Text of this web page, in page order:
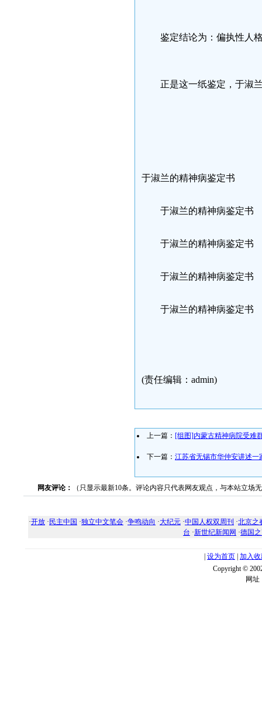
鉴定结论为：偏执性人
正是这一纸鉴定，于淑
于淑兰的精神病鉴定书
于淑兰的精神病鉴定书
于淑兰的精神病鉴定书
于淑兰的精神病鉴定书
于淑兰的精神病鉴定书
(责任编辑：admin)
上一篇： [组图]内蒙古精神病院受难
下一篇： 江苏省无锡市华仲安讲述一
网友评论： （只显示最新10条。评论内容只代表网友观点，与本站立场
·开放 · 民主中国 ·独立中文笔会 ·争鸣动向 ·大纪元 ·中国人权双周刊 ·北京之
台 ·新世纪新闻网 ·德国
设为首页 加入
Copyright ©
网址